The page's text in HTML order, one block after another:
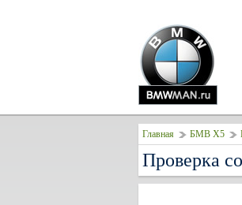
Главная БМВ Х5
Проверка